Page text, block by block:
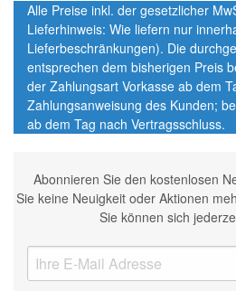
Alle Preise inkl. der gesetzlicher
Lieferhinweis: Wie liefern nur
Lieferbeschränkungen). Die
entsprechen dem bisherigen Preis
der Zahlungsart Vorkasse ab dem
Zahlungsanweisung des Kunden;
ab dem Tag nach Vertragsschluss.
Abonnieren Sie den kostenlosen
Sie keine Neuigkeit oder Aktionen
Sie können sich